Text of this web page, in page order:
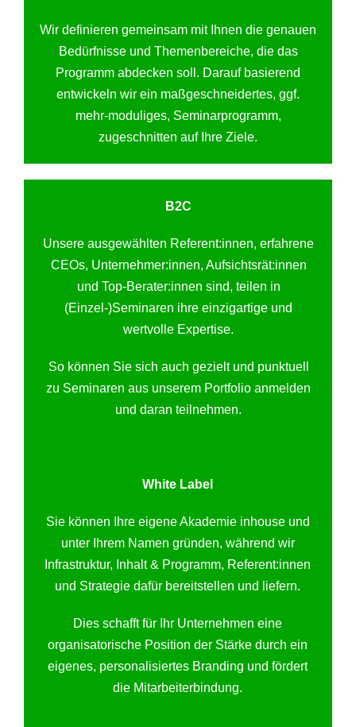
Wir definieren gemeinsam mit Ihnen die genauen
Bedürfnisse und Themenbereiche, die das
Programm abdecken soll. Darauf basierend
entwickeln wir ein maßgeschneidertes, ggf.
mehr-moduliges, Seminarprogramm,
zugeschnitten auf Ihre Ziele.
B2C
Unsere ausgewählten Referent:innen, erfahrene
CEOs, Unternehmer:innen, Aufsichtsrät:innen
und Top-Berater:innen sind, teilen in
(Einzel-)Seminaren ihre einzigartige und
wertvolle Expertise.
So können Sie sich auch gezielt und punktuell
zu Seminaren aus unserem Portfolio anmelden
und daran teilnehmen.
White Label
Sie können Ihre eigene Akademie inhouse und
unter Ihrem Namen gründen, während wir
Infrastruktur, Inhalt & Programm, Referent:innen
und Strategie dafür bereitstellen und liefern.
Dies schafft für Ihr Unternehmen eine
organisatorische Position der Stärke durch ein
eigenes, personalisiertes Branding und fördert
die Mitarbeiterbindung.